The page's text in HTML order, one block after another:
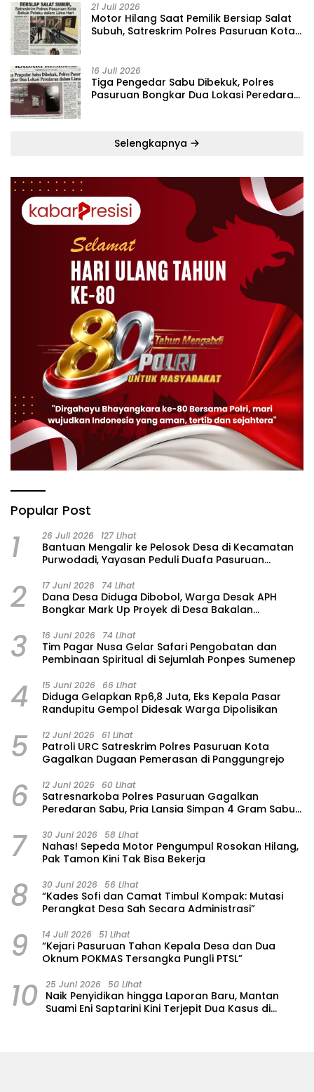
21 Juli 2026
‎Motor Hilang Saat Pemilik Bersiap Salat
Subuh, Satreskrim Polres Pasuruan Kota
16 Juli 2026
Tiga Pengedar Sabu Dibekuk, Polres
Pasuruan Bongkar Dua Lokasi Peredaran
Selengkapnya
Popular Post
1 26 Juli 2026 127 Lihat
‎Bantuan Mengalir ke Pelosok Desa di Kecamatan
Purwodadi, Yayasan Peduli Duafa Pasuruan
2 17 Juni 2026 74 Lihat
Dana Desa Diduga Dibobol, Warga Desak APH
Bongkar Mark Up Proyek di Desa Bakalan
3 16 Juni 2026 74 Lihat
Tim Pagar Nusa Gelar Safari Pengobatan dan
Pembinaan Spiritual di Sejumlah Ponpes Sumenep
4 15 Juni 2026 66 Lihat
‎Diduga Gelapkan Rp6,8 Juta, Eks Kepala Pasar
Randupitu Gempol Didesak Warga Dipolisikan
5 12 Juni 2026 61 Lihat
Patroli URC Satreskrim Polres Pasuruan Kota
Gagalkan Dugaan Pemerasan di Panggungrejo
6 12 Juni 2026 60 Lihat
Satresnarkoba Polres Pasuruan Gagalkan
Peredaran Sabu, Pria Lansia Simpan 4 Gram Sabu
7 30 Juni 2026 58 Lihat
‎Nahas! Sepeda Motor Pengumpul Rosokan Hilang,
Pak Tamon Kini Tak Bisa Bekerja
8 30 Juni 2026 56 Lihat
“Kades Sofi dan Camat Timbul Kompak: Mutasi
Perangkat Desa Sah Secara Administrasi”
9 14 Juli 2026 51 Lihat
“Kejari Pasuruan Tahan Kepala Desa dan Dua
Oknum POKMAS Tersangka Pungli PTSL”
10 25 Juni 2026 50 Lihat
Naik Penyidikan hingga Laporan Baru, Mantan
Suami Eni Saptarini Kini Terjepit Dua Kasus di